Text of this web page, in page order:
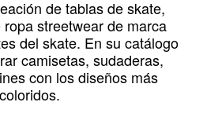
de tablas de skate,
streetwear de marca
del skate. En su catálogo
camisetas, sudaderas,
con los diseños más